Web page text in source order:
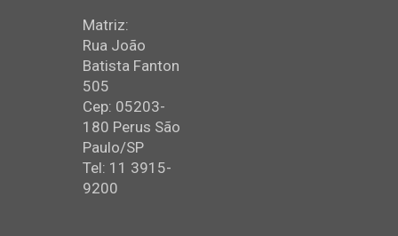
Matriz:
Rua João
Batista Fanton
505
Cep: 05203-
180 Perus São
Paulo/SP
Tel: 11 3915-
9200